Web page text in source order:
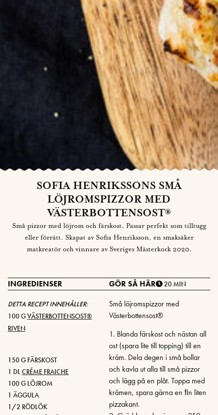
SOFIA HENRIKSSONS SMÅ
LÖJROMSPIZZOR MED
VÄSTERBOTTENSOST®
Små pizzor med löjrom och färskost. Passar perfekt som tilltugg
eller förrätt. Skapat av Sofia Henriksson, en smaksäker
matkreatör och vinnare av Sveriges Mästerkock 2020.
INGREDIENSER
DETTA RECEPT INNEHÅLLER:
100 GVÄSTERBOTTENSOST®
RIVEN
150 G FÄRSKOST
1 DLCRÉME FRAICHE
100 G LÖJROM
1 ÄGGULA
1/2 RÖDLÖK
GÖR SÅ HÄR 20 MIN
Små löjromspizzor med
Västerbottensost®
1. Blanda färskost och nästan all
ost (spara lite till topping) till en
kräm. Dela degen i små bollar
och kavla ut alla till små pizzor
och lägg på en plåt. Toppa med
krämen, spara gärna en ﬁn liten
pizzakant.